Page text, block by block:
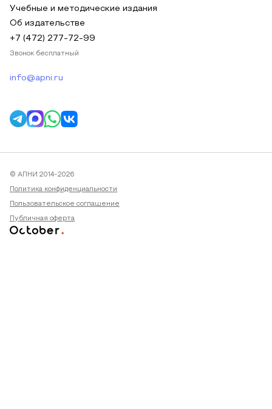
Учебные и методические издания
Об издательстве
+7 (472) 277-72-99
Звонок бесплатный
info@apni.ru
© АПНИ 2014-2026
Политика конфиденциальности
Пользовательское соглашение
Публичная оферта